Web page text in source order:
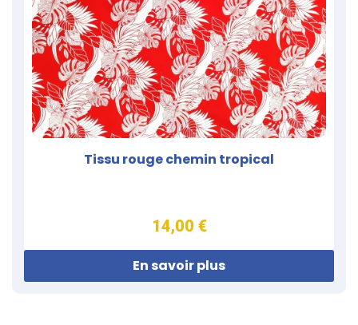
Tissu rouge chemin tropical
14,00 €
En savoir plus